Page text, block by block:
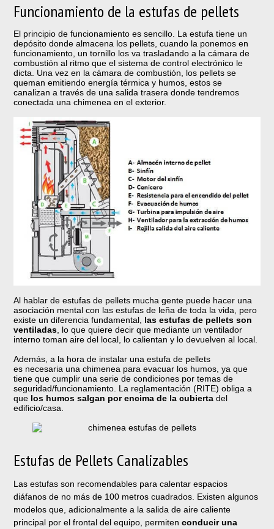
Funcionamiento de la estufas de pellets
El principio de funcionamiento es sencillo. La estufa tiene un
depósito donde almacena los pellets, cuando la ponemos en
funcionamiento, un tornillo los va trasladando a la cámara de
combustión al ritmo que el sistema de control electrónico le
dicta. Una vez en la cámara de combustión, los pellets se
queman emitiendo energía térmica y humos, estos se
canalizan a través de una salida trasera donde tendremos
conectada una chimenea en el exterior.
Al hablar de estufas de pellets mucha gente puede hacer una
asociación mental con las estufas de leña de toda la vida, pero
existe un diferencia fundamental, las estufas de pellets son
ventiladas , lo que quiere decir que mediante un ventilador
interno toman aire del local, lo calientan y lo devuelven al local.
Además, a la hora de instalar una estufa de pellets
es necesaria una chimenea para evacuar los humos, ya que
tiene que cumplir una serie de condiciones por temas de
seguridad/funcionamiento. La reglamentación (RITE) obliga a
que los humos salgan por encima de la cubierta del
edificio/casa.
Estufas de Pellets Canalizables
Las estufas son recomendables para calentar espacios
diáfanos de no más de 100 metros cuadrados. Existen algunos
modelos que, adicionalmente a la salida de aire caliente
principal por el frontal del equipo, permitenconducir una